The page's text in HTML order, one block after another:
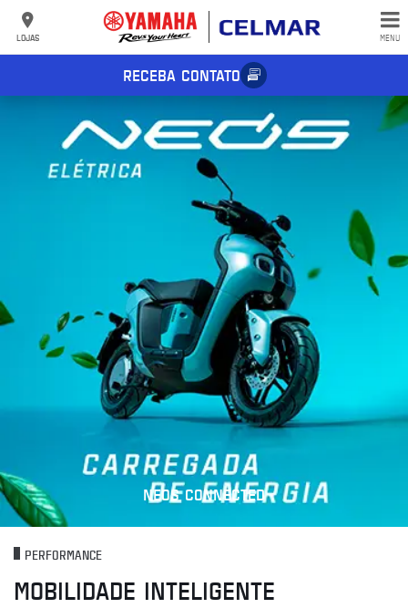
LOJAS MENU
RECEBA CONTATO
NEOS CONNECTED
PERFORMANCE
MOBILIDADE INTELIGENTE